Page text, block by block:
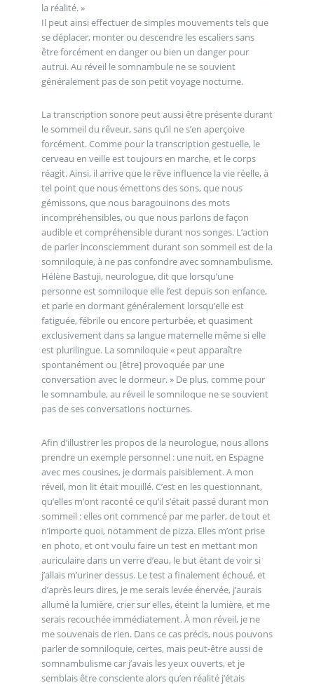
la réalité. »
Il peut ainsi effectuer de simples mouvements tels que
se déplacer, monter ou descendre les escaliers sans
être forcément en danger ou bien un danger pour
autrui. Au réveil le somnambule ne se souvient
généralement pas de son petit voyage nocturne.
La transcription sonore peut aussi être présente durant
le sommeil du rêveur, sans qu’il ne s’en aperçoive
forcément. Comme pour la transcription gestuelle, le
cerveau en veille est toujours en marche, et le corps
réagit. Ainsi, il arrive que le rêve influence la vie réelle, à
tel point que nous émettons des sons, que nous
gémissons, que nous baragouinons des mots
incompréhensibles, ou que nous parlons de façon
audible et compréhensible durant nos songes. L’action
de parler inconsciemment durant son sommeil est de la
somniloquie, à ne pas confondre avec somnambulisme.
Hélène Bastuji, neurologue, dit que lorsqu’une
personne est somniloque elle l’est depuis son enfance,
et parle en dormant généralement lorsqu’elle est
fatiguée, fébrile ou encore perturbée, et quasiment
exclusivement dans sa langue maternelle même si elle
est plurilingue. La somniloquie « peut apparaître
spontanément ou [être] provoquée par une
conversation avec le dormeur. » De plus, comme pour
le somnambule, au réveil le somniloque ne se souvient
pas de ses conversations nocturnes.
Afin d’illustrer les propos de la neurologue, nous allons
prendre un exemple personnel : une nuit, en Espagne
avec mes cousines, je dormais paisiblement. A mon
réveil, mon lit était mouillé. C’est en les questionnant,
qu’elles m’ont raconté ce qu’il s’était passé durant mon
sommeil : elles ont commencé par me parler, de tout et
n’importe quoi, notamment de pizza. Elles m’ont prise
en photo, et ont voulu faire un test en mettant mon
auriculaire dans un verre d’eau, le but étant de voir si
j’allais m’uriner dessus. Le test a finalement échoué, et
d’après leurs dires, je me serais levée énervée, j’aurais
allumé la lumière, crier sur elles, éteint la lumière, et me
serais recouchée immédiatement. À mon réveil, je ne
me souvenais de rien. Dans ce cas précis, nous pouvons
parler de somniloquie, certes, mais peut-être aussi de
somnambulisme car j’avais les yeux ouverts, et je
semblais être consciente alors qu’en réalité j’étais